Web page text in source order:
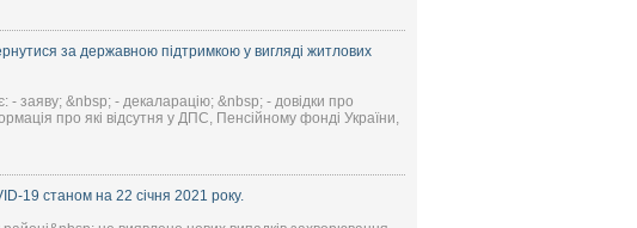
за державною підтримкою у вигляді житлових
- заяву; &nbsp; - декаларацію; &nbsp; - довідки про
про які відсутня у ДПС, Пенсійному фонді України,
19 станом на 22 січня 2021 року.